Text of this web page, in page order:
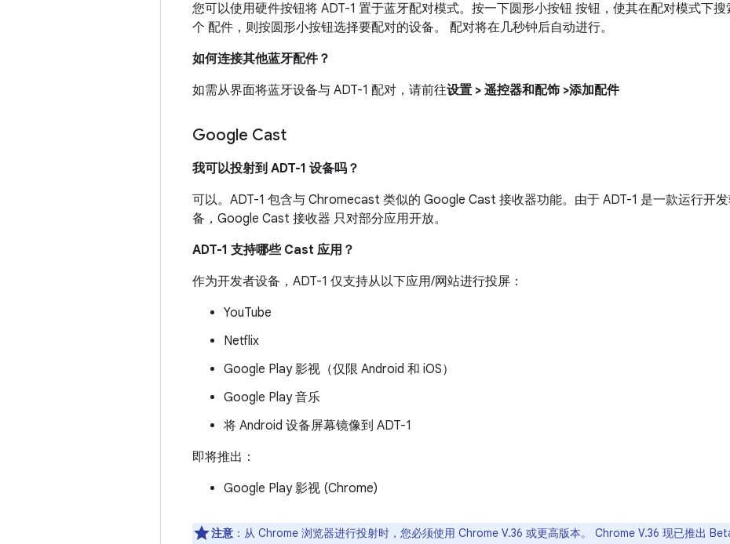
您可以使用硬件按钮将 ADT-1 置于蓝牙配对模式。按一下圆形小按钮 按钮，使其在配对模式下
个 配件，则按圆形小按钮选择要配对的设备。 配对将在几秒钟后自动进行。
如何连接其他蓝牙配件？
如需从界面将蓝牙设备与 ADT-1 配对，请前往设置 > 遥控器和配饰 >添加配件
Google Cast
我可以投射到 ADT-1 设备吗？
可以。ADT-1 包含与 Chromecast 类似的 Google Cast 接收器功能。由于 ADT-1 是一款运行开
备，Google Cast 接收器 只对部分应用开放。
ADT-1 支持哪些 Cast 应用？
作为开发者设备，ADT-1 仅支持从以下应用/网站进行投屏：
YouTube
Netflix
Google Play 影视（仅限 Android 和 iOS）
Google Play 音乐
将 Android 设备屏幕镜像到 ADT-1
即将推出：
Google Play 影视 (Chrome)
注意 ：从 Chrome 浏览器进行投射时，您必须使用 Chrome V.36 或更高版本。 Chrome V.36 现已推出